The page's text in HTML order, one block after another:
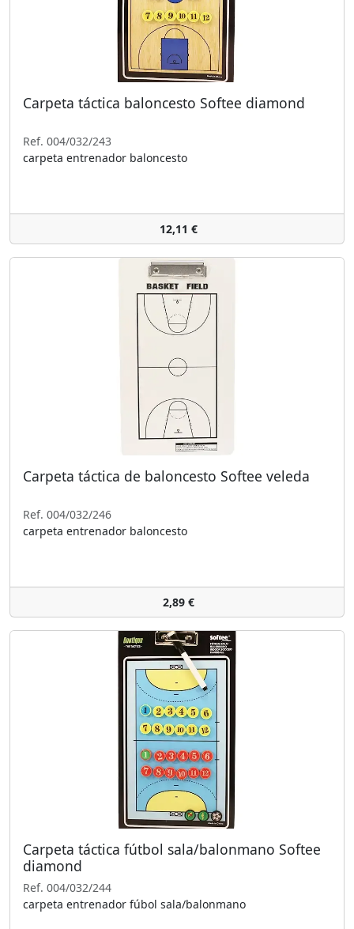
Carpeta táctica baloncesto Softee diamond
Ref. 004/032/243
carpeta entrenador baloncesto
12,11 €
Carpeta táctica de baloncesto Softee veleda
Ref. 004/032/246
carpeta entrenador baloncesto
2,89 €
Carpeta táctica fútbol sala/balonmano Softee
diamond
Ref. 004/032/244
carpeta entrenador fúbol sala/balonmano